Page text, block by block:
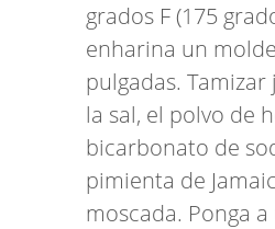
grados F (175
enharina un
pulgadas.
la sal, el polvo de
bicarbonato de
pimienta de
moscada. Ponga